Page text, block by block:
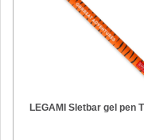
LEGAMI Sletbar gel pen